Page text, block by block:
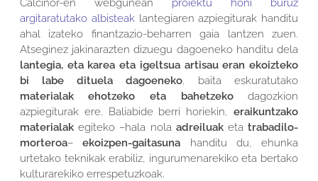
argitaratutako albisteaklantegiaren azpiegiturak handitu
ahal izateko finantzazio-beharren gaia lantzen zuen.
Atseginez jakinarazten dizuegu dagoeneko handitu dela
lantegia, eta karea eta igeltsua artisau eran ekoizteko
bi labe dituela dagoeneko , baita eskuratutako
materialak ehotzeko eta bahetzekodagozkion
azpiegiturak ere. Baliabide berri horiekin,eraikuntzako
materialakegiteko –hala nola adreiluaketatrabadilo-
morteroa–ekoizpen-gaitasuna handitu du, ehunka
urtetako teknikak erabiliz, ingurumenarekiko eta bertako
kulturarekiko errespetuzkoak.